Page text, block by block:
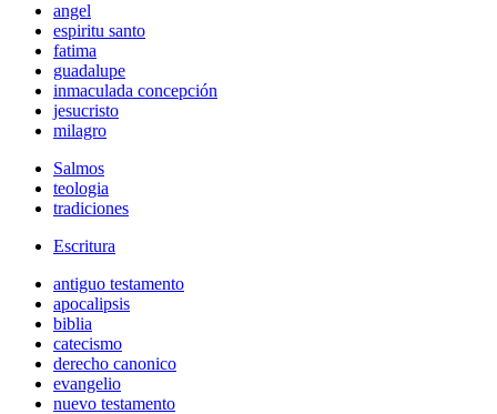
angel
espiritu santo
fatima
guadalupe
inmaculada concepción
jesucristo
milagro
Salmos
teologia
tradiciones
Escritura
antiguo testamento
apocalipsis
biblia
catecismo
derecho canonico
evangelio
nuevo testamento